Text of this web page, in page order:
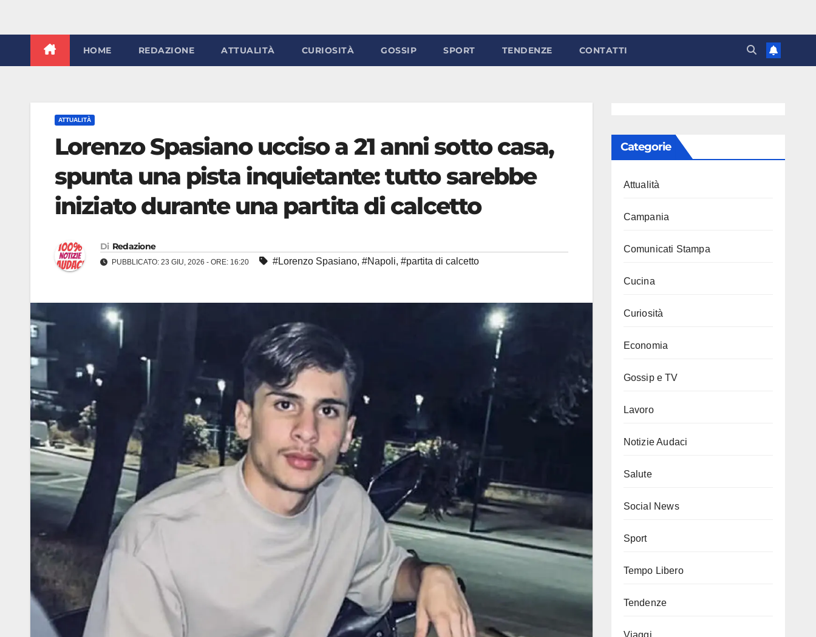
HOME REDAZIONE ATTUALITÀ CURIOSITÀ GOSSIP SPORT TENDENZE CONTATTI
ATTUALITÀ
Lorenzo Spasiano ucciso a 21 anni sotto casa,
spunta una pista inquietante: tutto sarebbe
iniziato durante una partita di calcetto
Di Redazione
PUBBLICATO: 23 GIU, 2026 - ORE: 16:20 #Lorenzo Spasiano, #Napoli, #partita di calcetto
Categorie
Attualità
Campania
Comunicati Stampa
Cucina
Curiosità
Economia
Gossip e TV
Lavoro
Notizie Audaci
Salute
Social News
Sport
Tempo Libero
Tendenze
Viaggi